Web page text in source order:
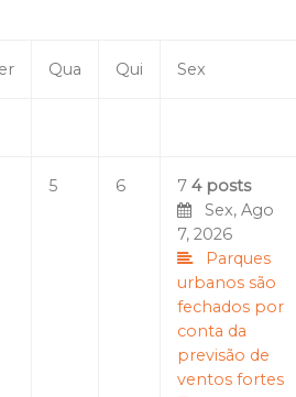
Qua Qui Sex
5 6 7 4 posts
Sex, Ago
7, 2026
Parques
urbanos são
fechados por
conta da
previsão de
ventos fortes